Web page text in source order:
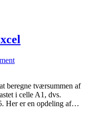
beregne tværsummen af
i celle A1, dvs.
Her er en opdeling af…